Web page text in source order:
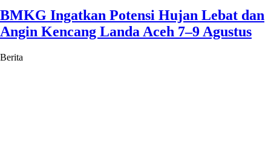
BMKG Ingatkan Potensi Hujan Lebat dan
Angin Kencang Landa Aceh 7–9 Agustus
Berita